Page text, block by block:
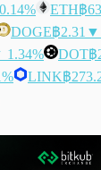
ETH฿
DOGE฿2.31 ▼
1.34% DOT฿
LINK฿